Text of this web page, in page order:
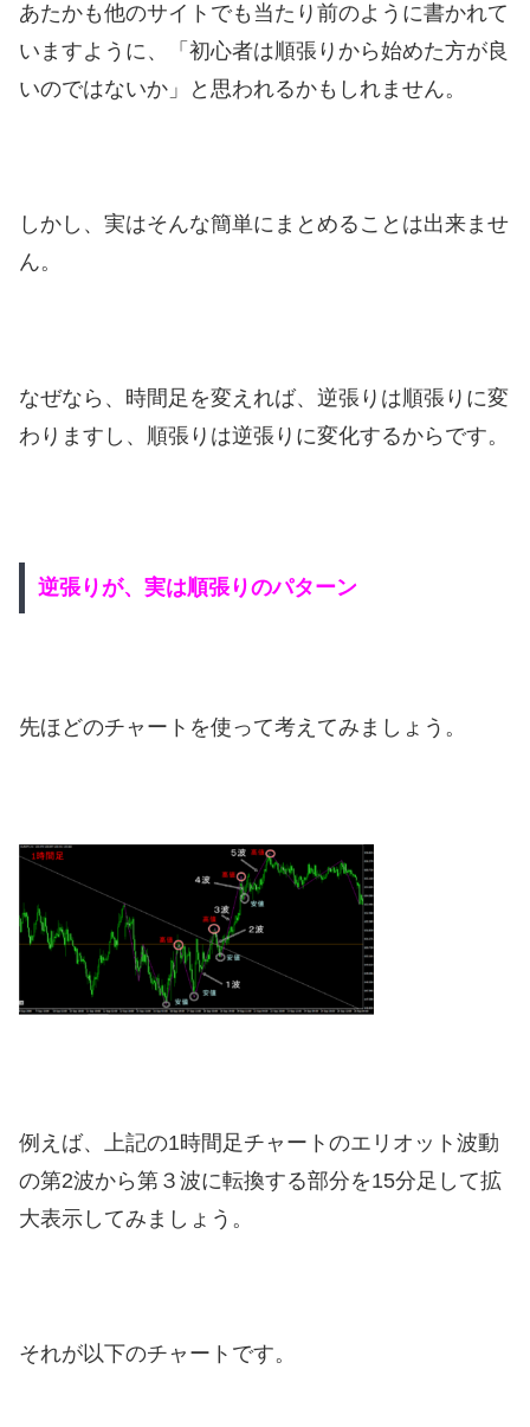
あたかも他のサイトでも当たり前のように書かれて
いますように、「初心者は順張りから始めた方が良
いのではないか」と思われるかもしれません。
しかし、実はそんな簡単にまとめることは出来ませ
ん。
なぜなら、時間足を変えれば、逆張りは順張りに変
わりますし、順張りは逆張りに変化するからです。
逆張りが、実は順張りのパターン
先ほどのチャートを使って考えてみましょう。
例えば、上記の1時間足チャートのエリオット波動
の第2波から第３波に転換する部分を15分足して拡
大表示してみましょう。
それが以下のチャートです。